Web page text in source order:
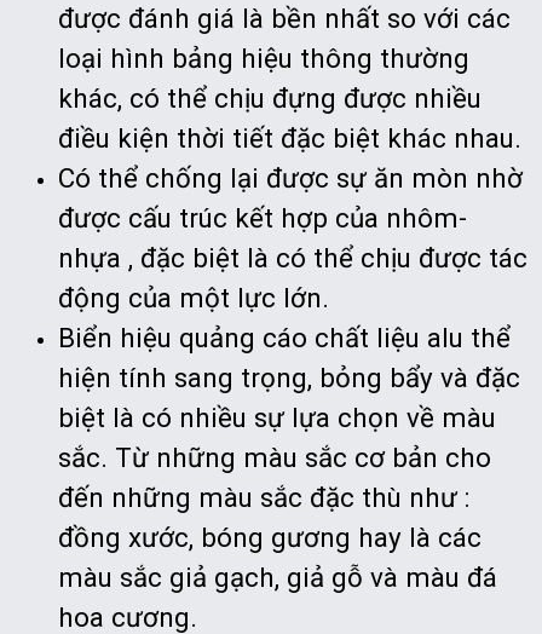
được đánh giá là bền nhất so với các
loại hình bảng hiệu thông thường
khác, có thể chịu đựng được nhiều
điều kiện thời tiết đặc biệt khác nhau.
Có thể chống lại được sự ăn mòn nhờ
được cấu trúc kết hợp của nhôm-
nhựa , đặc biệt là có thể chịu được tác
động của một lực lớn.
Biển hiệu quảng cáo chất liệu alu thể
hiện tính sang trọng, bỏng bẩy và đặc
biệt là có nhiều sự lựa chọn về màu
sắc. Từ những màu sắc cơ bản cho
đến những màu sắc đặc thù như :
đồng xước, bóng gương hay là các
màu sắc giả gạch, giả gỗ và màu đá
hoa cương.